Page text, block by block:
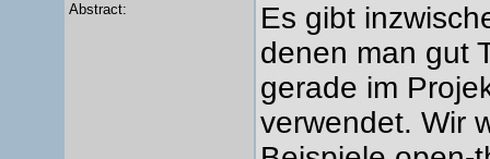
Abstract:
Es gibt
denen man gut
gerade im
verwendet. Wir